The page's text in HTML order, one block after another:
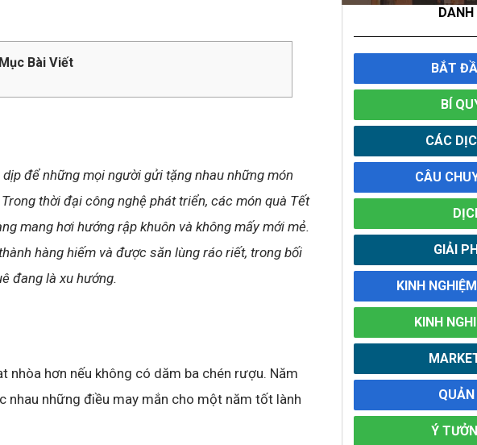
Bài Viết
để những mọi người gửi tặng nhau những món
thời đại công nghệ phát triển, các món quà Tết
mang hơi hướng rập khuôn và không mấy mới mẻ.
hàng hiếm và được săn lùng ráo riết, trong bối
đang là xu hướng.
hơn nếu không có dăm ba chén rượu. Năm
nhau những điều may mắn cho một năm tốt lành
BẮT
BÍ
CÁC
CÂU
GIẢI
KINH
KINH
Ý